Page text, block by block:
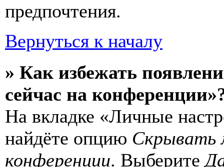
предпочтения.
Вернуться к началу
» Как избежать
сейчас на
На вкладке «Личные
найдёте опцию Скрывать
конференции. Выберите